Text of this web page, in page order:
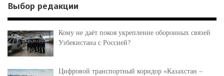
Выбор редакции
Кому не даёт покоя укрепление оборонных связей
Узбекистана с Россией?
Цифровой транспортный коридор «Казахстан –